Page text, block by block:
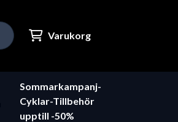
Varukorg
Sommarkampanj-
Cyklar-Tillbehör
upptill -50%